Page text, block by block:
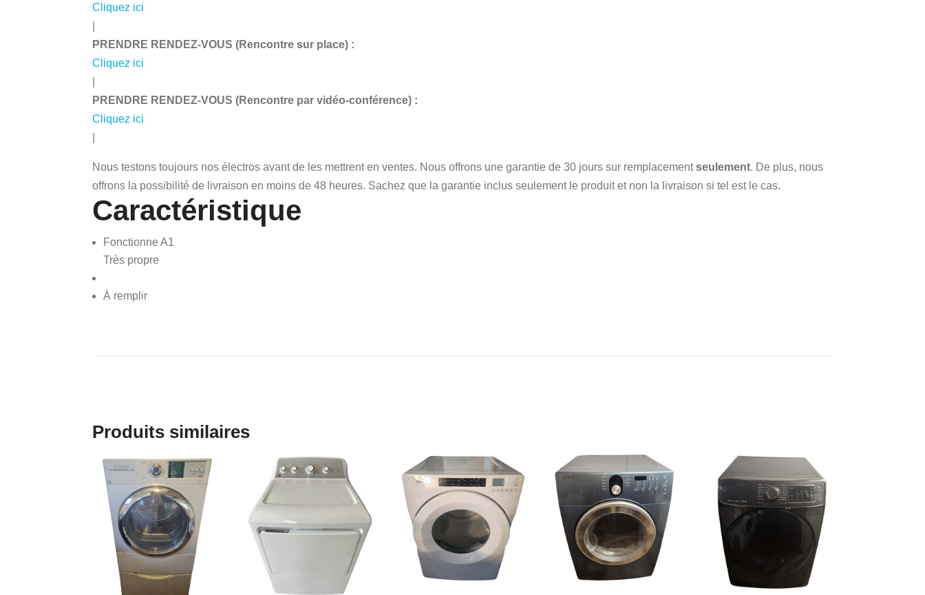
Cliquez ici
PRENDRE RENDEZ-VOUS (Rencontre sur place) :
Cliquez ici
PRENDRE RENDEZ-VOUS (Rencontre par vidéo-conférence) :
Cliquez ici
Nous testons toujours nos électros avant de les mettrent en ventes. Nous offrons une garantie de 30 jours sur remplacementseulement. De plus, nous
offrons la possibilité de livraison en moins de 48 heures. Sachez que la garantie inclus seulement le produit et non la livraison si tel est le cas.
Caractéristique
Fonctionne A1
Très propre
À remplir
Produits similaires